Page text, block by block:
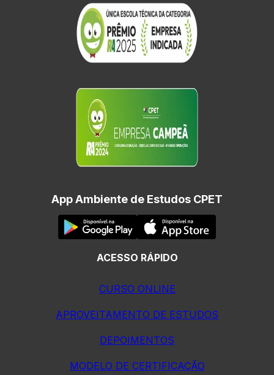
App Ambiente de Estudos CPET
ACESSO RÁPIDO
CURSO ONLINE
APROVEITAMENTO DE ESTUDOS
DEPOIMENTOS
MODELO DE CERTIFICAÇÃO